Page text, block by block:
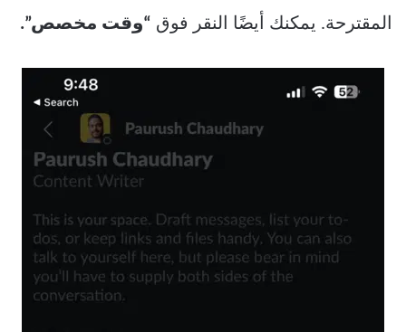
المقترحة. يمكنك أيضًا النقر فوق “وقت مخصص”.